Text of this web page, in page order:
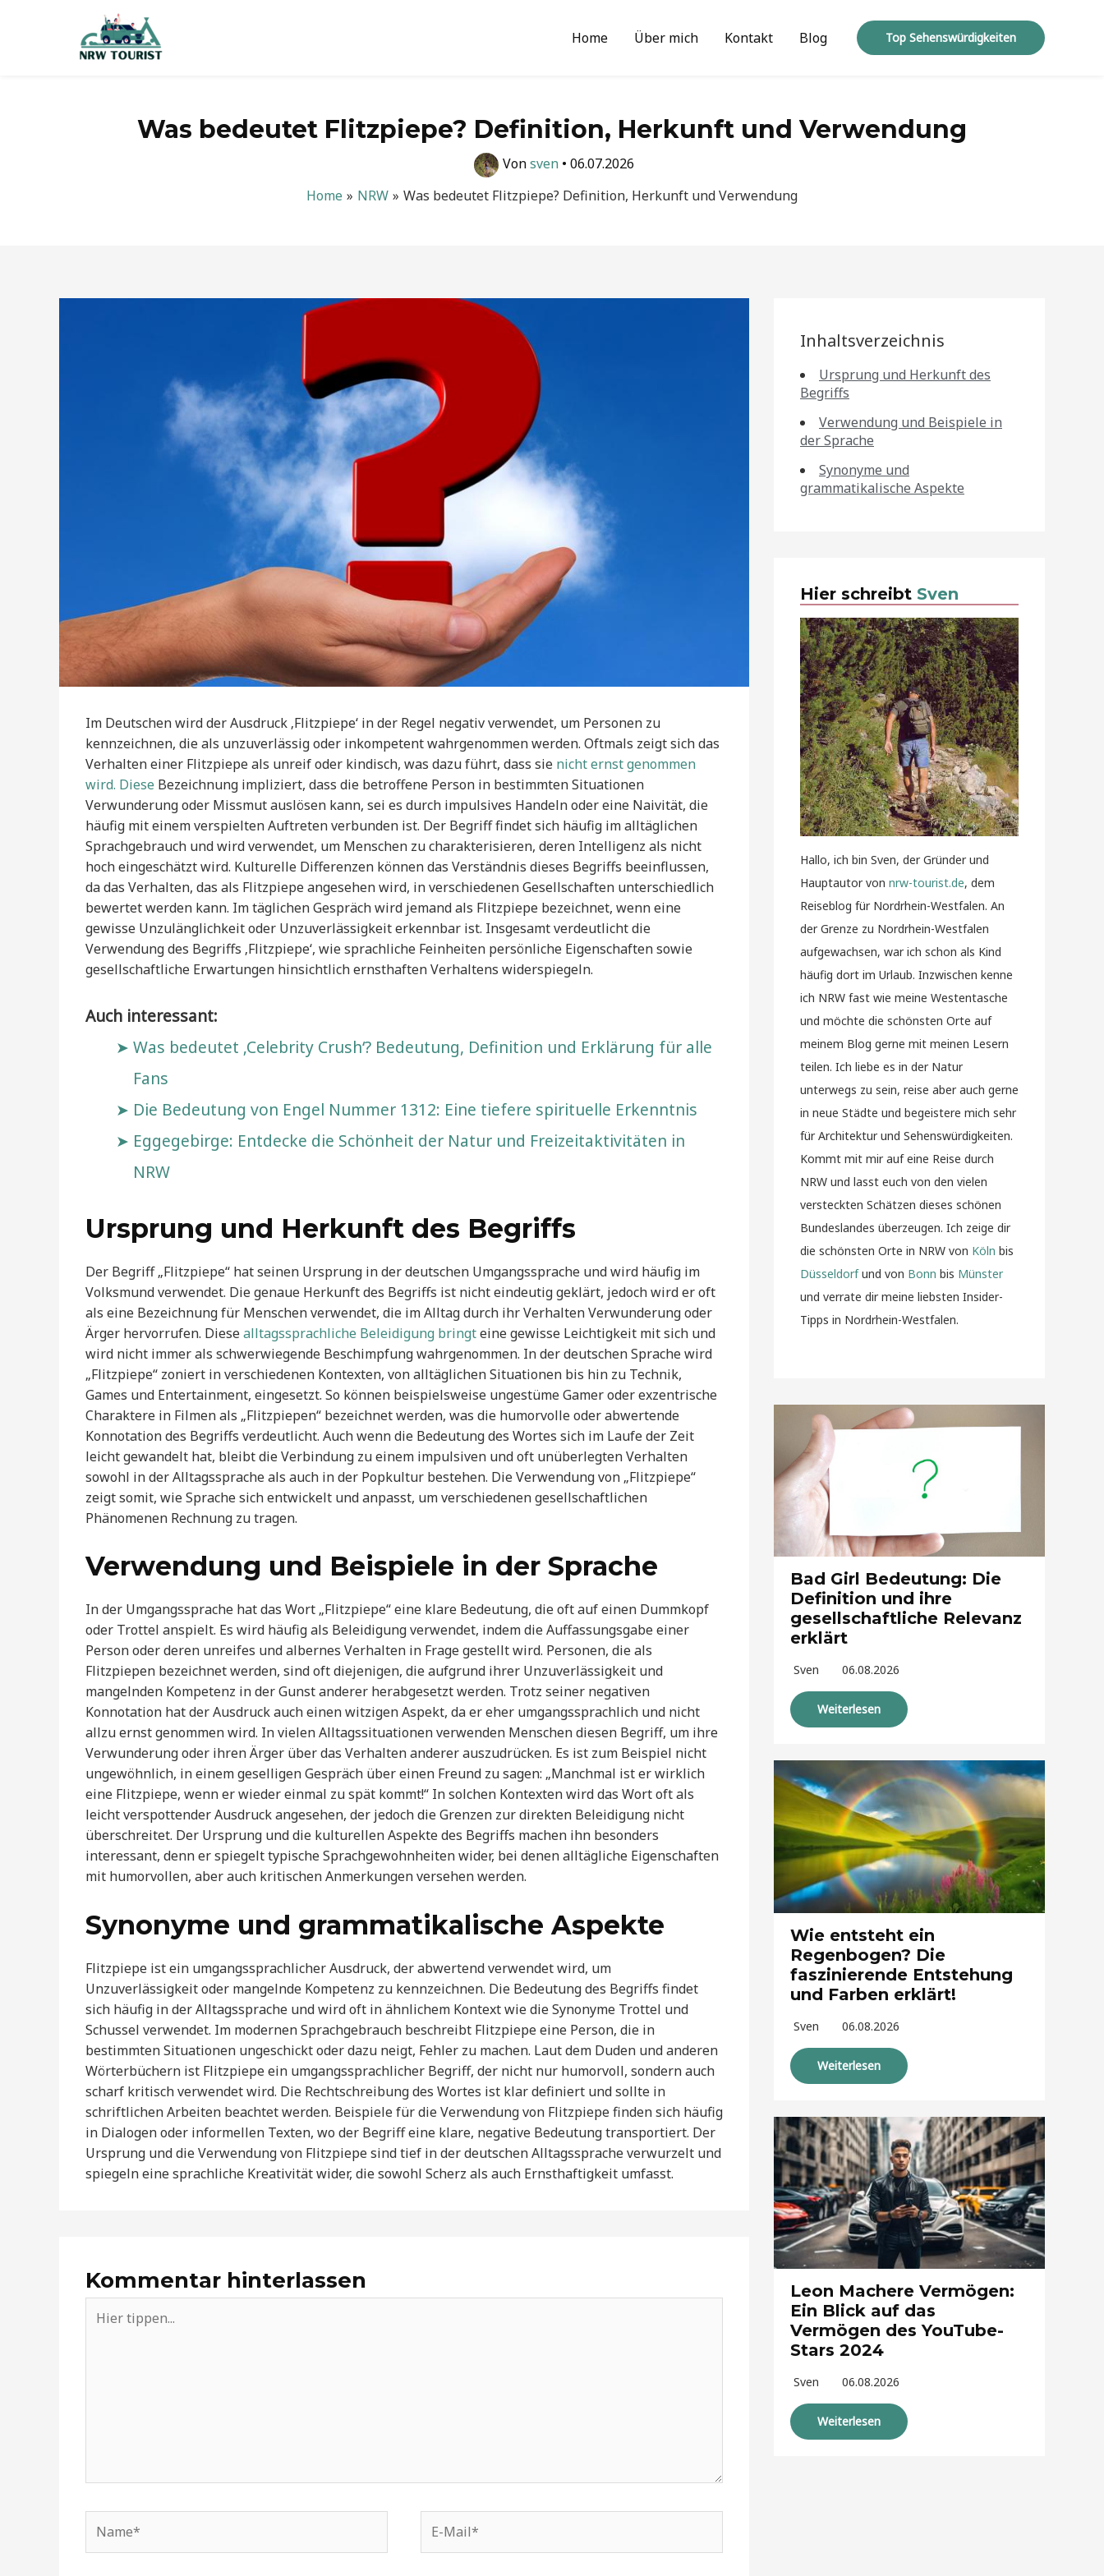
Home Über mich Kontakt Blog Top Sehenswürdigkeiten
Was bedeutet Flitzpiepe? Definition, Herkunft und Verwendung
Vonsven • 06.07.2026
Home
NRW Was bedeutet Flitzpiepe? Definition, Herkunft und Verwendung
Im Deutschen wird der Ausdruck ‚Flitzpiepe‘ in der Regel negativ verwendet, um Personen zu
kennzeichnen, die als unzuverlässig oder inkompetent wahrgenommen werden. Oftmals zeigt sich das
Verhalten einer Flitzpiepe als unreif oder kindisch, was dazu führt, dass sie nicht ernst genommen
wird. Diese Bezeichnung impliziert, dass die betroffene Person in bestimmten Situationen
Verwunderung oder Missmut auslösen kann, sei es durch impulsives Handeln oder eine Naivität, die
häufig mit einem verspielten Auftreten verbunden ist. Der Begriff findet sich häufig im alltäglichen
Sprachgebrauch und wird verwendet, um Menschen zu charakterisieren, deren Intelligenz als nicht
hoch eingeschätzt wird. Kulturelle Differenzen können das Verständnis dieses Begriffs beeinflussen,
da das Verhalten, das als Flitzpiepe angesehen wird, in verschiedenen Gesellschaften unterschiedlich
bewertet werden kann. Im täglichen Gespräch wird jemand als Flitzpiepe bezeichnet, wenn eine
gewisse Unzulänglichkeit oder Unzuverlässigkeit erkennbar ist. Insgesamt verdeutlicht die
Verwendung des Begriffs ‚Flitzpiepe‘, wie sprachliche Feinheiten persönliche Eigenschaften sowie
gesellschaftliche Erwartungen hinsichtlich ernsthaften Verhaltens widerspiegeln.
Auch interessant:
Was bedeutet ‚Celebrity Crush‘? Bedeutung, Definition und Erklärung für alle
Fans
Die Bedeutung von Engel Nummer 1312: Eine tiefere spirituelle Erkenntnis
Eggegebirge: Entdecke die Schönheit der Natur und Freizeitaktivitäten in
NRW
Ursprung und Herkunft des Begriffs
Der Begriff „Flitzpiepe“ hat seinen Ursprung in der deutschen Umgangssprache und wird häufig im
Volksmund verwendet. Die genaue Herkunft des Begriffs ist nicht eindeutig geklärt, jedoch wird er oft
als eine Bezeichnung für Menschen verwendet, die im Alltag durch ihr Verhalten Verwunderung oder
Ärger hervorrufen. Diesealltagssprachliche Beleidigung bringteine gewisse Leichtigkeit mit sich und
wird nicht immer als schwerwiegende Beschimpfung wahrgenommen. In der deutschen Sprache wird
„Flitzpiepe“ zoniert in verschiedenen Kontexten, von alltäglichen Situationen bis hin zu Technik,
Games und Entertainment, eingesetzt. So können beispielsweise ungestüme Gamer oder exzentrische
Charaktere in Filmen als „Flitzpiepen“ bezeichnet werden, was die humorvolle oder abwertende
Konnotation des Begriffs verdeutlicht. Auch wenn die Bedeutung des Wortes sich im Laufe der Zeit
leicht gewandelt hat, bleibt die Verbindung zu einem impulsiven und oft unüberlegten Verhalten
sowohl in der Alltagssprache als auch in der Popkultur bestehen. Die Verwendung von „Flitzpiepe“
zeigt somit, wie Sprache sich entwickelt und anpasst, um verschiedenen gesellschaftlichen
Phänomenen Rechnung zu tragen.
Verwendung und Beispiele in der Sprache
In der Umgangssprache hat das Wort „Flitzpiepe“ eine klare Bedeutung, die oft auf einen Dummkopf
oder Trottel anspielt. Es wird häufig als Beleidigung verwendet, indem die Auffassungsgabe einer
Person oder deren unreifes und albernes Verhalten in Frage gestellt wird. Personen, die als
Flitzpiepen bezeichnet werden, sind oft diejenigen, die aufgrund ihrer Unzuverlässigkeit und
mangelnden Kompetenz in der Gunst anderer herabgesetzt werden. Trotz seiner negativen
Konnotation hat der Ausdruck auch einen witzigen Aspekt, da er eher umgangssprachlich und nicht
allzu ernst genommen wird. In vielen Alltagssituationen verwenden Menschen diesen Begriff, um ihre
Verwunderung oder ihren Ärger über das Verhalten anderer auszudrücken. Es ist zum Beispiel nicht
ungewöhnlich, in einem geselligen Gespräch über einen Freund zu sagen: „Manchmal ist er wirklich
eine Flitzpiepe, wenn er wieder einmal zu spät kommt!“ In solchen Kontexten wird das Wort oft als
leicht verspottender Ausdruck angesehen, der jedoch die Grenzen zur direkten Beleidigung nicht
überschreitet. Der Ursprung und die kulturellen Aspekte des Begriffs machen ihn besonders
interessant, denn er spiegelt typische Sprachgewohnheiten wider, bei denen alltägliche Eigenschaften
mit humorvollen, aber auch kritischen Anmerkungen versehen werden.
Synonyme und grammatikalische Aspekte
Flitzpiepe ist ein umgangssprachlicher Ausdruck, der abwertend verwendet wird, um
Unzuverlässigkeit oder mangelnde Kompetenz zu kennzeichnen. Die Bedeutung des Begriffs findet
sich häufig in der Alltagssprache und wird oft in ähnlichem Kontext wie die Synonyme Trottel und
Schussel verwendet. Im modernen Sprachgebrauch beschreibt Flitzpiepe eine Person, die in
bestimmten Situationen ungeschickt oder dazu neigt, Fehler zu machen. Laut dem Duden und anderen
Wörterbüchern ist Flitzpiepe ein umgangssprachlicher Begriff, der nicht nur humorvoll, sondern auch
scharf kritisch verwendet wird. Die Rechtschreibung des Wortes ist klar definiert und sollte in
schriftlichen Arbeiten beachtet werden. Beispiele für die Verwendung von Flitzpiepe finden sich häufig
in Dialogen oder informellen Texten, wo der Begriff eine klare, negative Bedeutung transportiert. Der
Ursprung und die Verwendung von Flitzpiepe sind tief in der deutschen Alltagssprache verwurzelt und
spiegeln eine sprachliche Kreativität wider, die sowohl Scherz als auch Ernsthaftigkeit umfasst.
Kommentar hinterlassen
tippen...
Mail*
Inhaltsverzeichnis
Ursprung und Herkunft des
Begriffs
Verwendung und Beispiele in
der Sprache
Synonyme und
grammatikalische Aspekte
Hier schreibt Sven
Hallo, ich bin Sven, der Gründer und
Hauptautor von nrw-tourist.de, dem
Reiseblog für Nordrhein-Westfalen. An
der Grenze zu Nordrhein-Westfalen
aufgewachsen, war ich schon als Kind
häufig dort im Urlaub. Inzwischen kenne
ich NRW fast wie meine Westentasche
und möchte die schönsten Orte auf
meinem Blog gerne mit meinen Lesern
teilen. Ich liebe es in der Natur
unterwegs zu sein, reise aber auch gerne
in neue Städte und begeistere mich sehr
für Architektur und Sehenswürdigkeiten.
Kommt mit mir auf eine Reise durch
NRW und lasst euch von den vielen
versteckten Schätzen dieses schönen
Bundeslandes überzeugen. Ich zeige dir
die schönsten Orte in NRW von Köln bis
Düsseldorfund von Bonn bis Münster
und verrate dir meine liebsten Insider-
Tipps in Nordrhein-Westfalen.
Bad Girl Bedeutung: Die
Definition und ihre
gesellschaftliche Relevanz
erklärt
Sven 06.08.2026
Weiterlesen
Wie entsteht ein
Regenbogen? Die
faszinierende Entstehung
und Farben erklärt!
Sven 06.08.2026
Weiterlesen
Leon Machere Vermögen:
Ein Blick auf das
Vermögen des YouTube-
Stars 2024
Sven 06.08.2026
Weiterlesen